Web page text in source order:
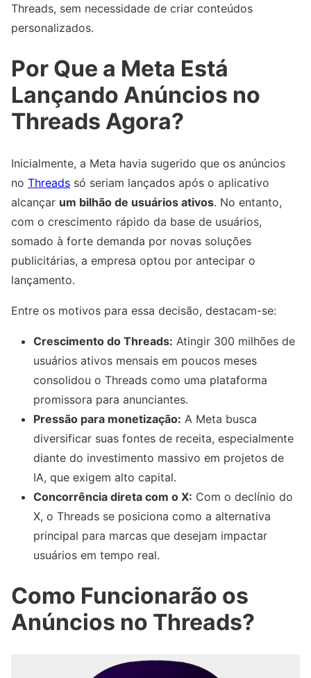
Threads, sem necessidade de criar conteúdos
personalizados.
Por Que a Meta Está
Lançando Anúncios no
Threads Agora?
Inicialmente, a Meta havia sugerido que os anúncios
no Threads só seriam lançados após o aplicativo
alcançar um bilhão de usuários ativos. No entanto,
com o crescimento rápido da base de usuários,
somado à forte demanda por novas soluções
publicitárias, a empresa optou por antecipar o
lançamento.
Entre os motivos para essa decisão, destacam-se:
Crescimento do Threads: Atingir 300 milhões de
usuários ativos mensais em poucos meses
consolidou o Threads como uma plataforma
promissora para anunciantes.
Pressão para monetização: A Meta busca
diversificar suas fontes de receita, especialmente
diante do investimento massivo em projetos de
IA, que exigem alto capital.
Concorrência direta com o X: Com o declínio do
X, o Threads se posiciona como a alternativa
principal para marcas que desejam impactar
usuários em tempo real.
Como Funcionarão os
Anúncios no Threads?